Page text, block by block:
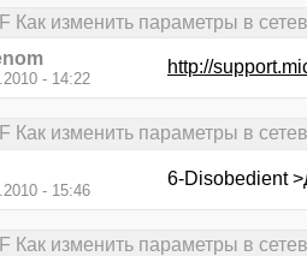
Как изменить параметры в
- 14:22
http://
Как изменить параметры в
- 15:46
6-Disobedient
Как изменить параметры в